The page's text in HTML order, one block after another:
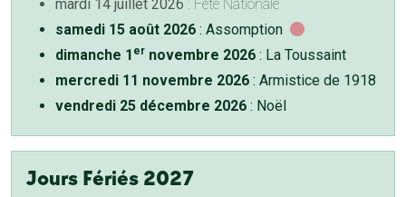
mardi 14 juillet 2026 : Fête Nationale
samedi 15 août 2026 : Assomption
dimanche 1 er novembre 2026 : La Toussaint
mercredi 11 novembre 2026 : Armistice de 1918
vendredi 25 décembre 2026 : Noël
Jours Fériés 2027